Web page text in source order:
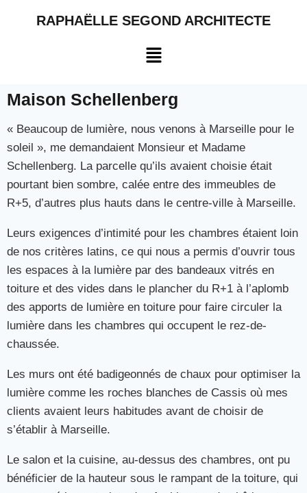
RAPHAËLLE SEGOND ARCHITECTE
Maison Schellenberg
« Beaucoup de lumière, nous venons à Marseille pour le
soleil », me demandaient Monsieur et Madame
Schellenberg. La parcelle qu’ils avaient choisie était
pourtant bien sombre, calée entre des immeubles de
R+5, d’autres plus hauts dans le centre-ville à Marseille.
Leurs exigences d’intimité pour les chambres étaient loin
de nos critères latins, ce qui nous a permis d’ouvrir tous
les espaces à la lumière par des bandeaux vitrés en
toiture et des vides dans le plancher du R+1 à l’aplomb
des apports de lumière en toiture pour faire circuler la
lumière dans les chambres qui occupent le rez-de-
chaussée.
Les murs ont été badigeonnés de chaux pour optimiser la
lumière comme les roches blanches de Cassis où mes
clients avaient leurs habitudes avant de choisir de
s’établir à Marseille.
Le salon et la cuisine, au-dessus des chambres, ont pu
bénéficier de la hauteur sous le rampant de la toiture, qui